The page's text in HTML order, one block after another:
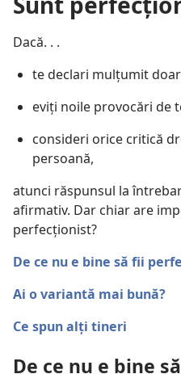
Dacă. . .
te declari mulțumit
eviți noile provocări de
consideri orice critică
persoană,
atunci răspunsul la
afirmativ. Dar chiar are
perfecționist?
De ce nu e bine să fii
Ai o variantă mai bună?
Ce spun alți tineri
De ce nu e bine